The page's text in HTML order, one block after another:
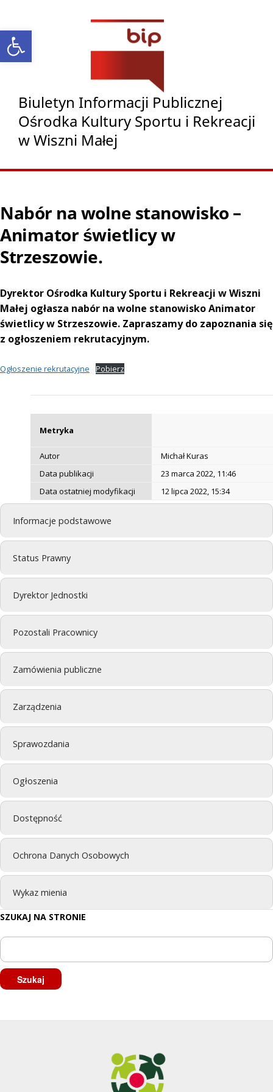
Otwórz pasek narzędzi
Biuletyn Informacji Publicznej
Ośrodka Kultury Sportu i Rekreacji
w Wiszni Małej
Informacje podstawowe
Status Prawny
Dyrektor Jednostki
Pozostali Pracownicy
Zamówienia publiczne
Zarządzenia
Sprawozdania
Ogłoszenia
Dostępność
Ochrona Danych Osobowych
Wykaz mienia
SZUKAJ NA STRONIE
Szukaj:
Nabór na wolne stanowisko –
Animator świetlicy w
Strzeszowie.
Dyrektor Ośrodka Kultury Sportu i Rekreacji w Wiszni
Małej ogłasza nabór na wolne stanowisko Animator
świetlicy w Strzeszowie. Zapraszamy do zapoznania się
z ogłoszeniem rekrutacyjnym.
Ogłoszenie rekrutacyjne Pobierz
Metryka
Autor
Michał Kuras
Data publikacji
23 marca 2022, 11:46
Data ostatniej modyfikacji
12 lipca 2022, 15:34